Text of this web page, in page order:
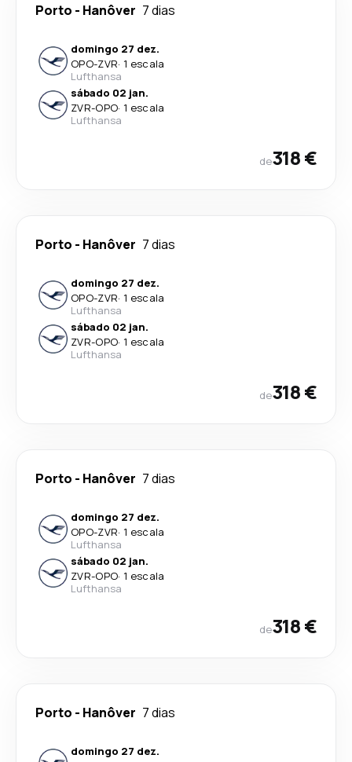
Porto - Hanôver 7 dias
domingo 27 dez.
OPO-ZVR· 1 escala
Lufthansa
sábado 02 jan.
ZVR-OPO· 1 escala
Lufthansa
de318 €
Porto - Hanôver 7 dias
domingo 27 dez.
OPO-ZVR· 1 escala
Lufthansa
sábado 02 jan.
ZVR-OPO· 1 escala
Lufthansa
de318 €
Porto - Hanôver 7 dias
domingo 27 dez.
OPO-ZVR· 1 escala
Lufthansa
sábado 02 jan.
ZVR-OPO· 1 escala
Lufthansa
de318 €
Porto - Hanôver 7 dias
domingo 27 dez.